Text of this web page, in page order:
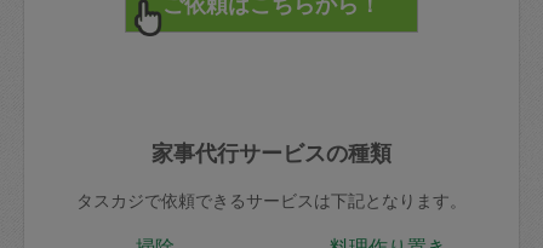
家事代行サービスの種類
タスカジで依頼できるサービスは下記となります。